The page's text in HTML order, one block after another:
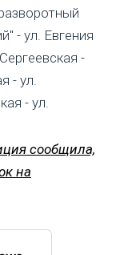
- ул. Евгения
-
- ул.
- ул.
сообщила,
на